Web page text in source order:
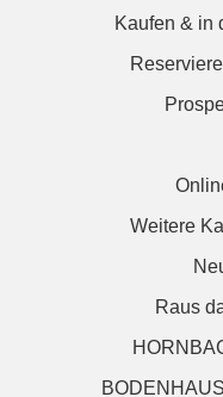
Kaufen & in
Weitere
Raus